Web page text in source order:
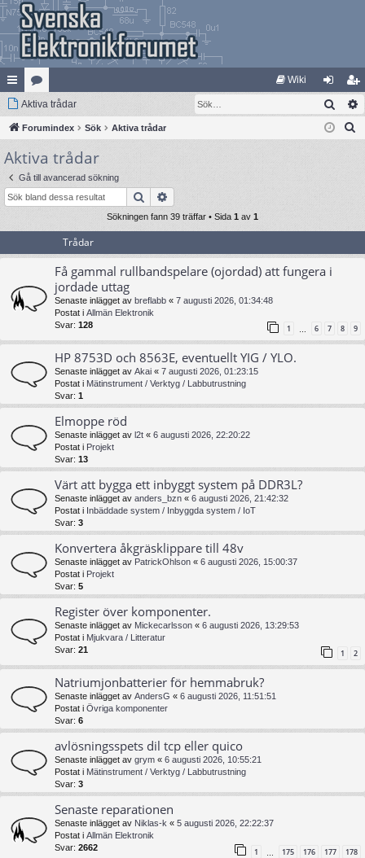
na
bb
lä
nk
ar
at
eg
ori
er
Wiki
og
ga
li
m
Aktiva trådar Sök
Forumindex Sök Aktiva trådar
Aktiva trådar
Gå till avancerad sökning
Sök
Sökningen fann 39 träffar • Sida 1 av 1
Trådar
Få gammal rullbandspelare (ojordad) att fungera i
jordade uttag
Senaste inlägget av breflabb « 7 augusti 2026, 01:34:48
Postat i Allmän Elektronik
Svar: 128 1 … 6 7 8 9
HP 8753D och 8563E, eventuellt YIG / YLO.
Senaste inlägget av Akai « 7 augusti 2026, 01:23:15
Postat i Mätinstrument / Verktyg / Labbutrustning
Svar: 1
Elmoppe röd
Senaste inlägget av l2t « 6 augusti 2026, 22:20:22
Postat i Projekt
Svar: 13
Värt att bygga ett inbyggt system på DDR3L?
Senaste inlägget av anders_bzn « 6 augusti 2026, 21:42:32
Postat i Inbäddade system / Inbyggda system / IoT
Svar: 3
Konvertera åkgräsklippare till 48v
Senaste inlägget av PatrickOhlson « 6 augusti 2026, 15:00:37
Postat i Projekt
Svar: 5
Register över komponenter.
Senaste inlägget av Mickecarlsson « 6 augusti 2026, 13:29:53
Postat i Mjukvara / Litteratur
Svar: 21 1 2
Natriumjonbatterier för hemmabruk?
Senaste inlägget av AndersG « 6 augusti 2026, 11:51:51
Postat i Övriga komponenter
Svar: 6
avlösningsspets dil tcp eller quico
Senaste inlägget av grym « 6 augusti 2026, 10:55:21
Postat i Mätinstrument / Verktyg / Labbutrustning
Svar: 3
Senaste reparationen
Senaste inlägget av Niklas-k « 5 augusti 2026, 22:22:37
Postat i Allmän Elektronik
Svar: 2662 1 175 176 177 178